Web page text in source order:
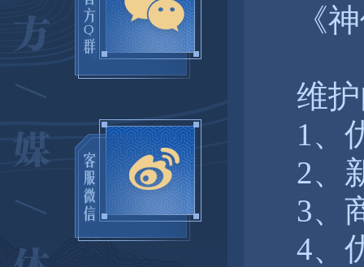
《
维
1、
2、
3、
4、